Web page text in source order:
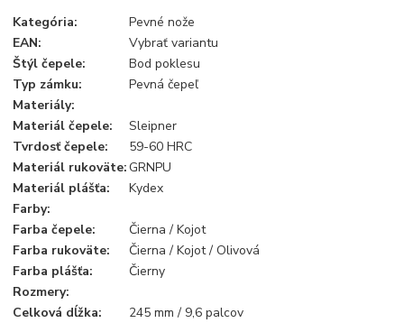
Kategória:
Pevné nože
EAN:
Vybrať variantu
Štýl čepele:
Bod poklesu
Typ zámku:
Pevná čepeľ
Materiály:
Materiál čepele:
Sleipner
Tvrdosť čepele:
59-60 HRC
Materiál rukoväte: GRNPU
Materiál plášťa:
Kydex
Farby:
Farba čepele:
Čierna / Kojot
Farba rukoväte:
Čierna / Kojot / Olivová
Farba plášťa:
Čierny
Rozmery:
Celková dĺžka:
245 mm / 9,6 palcov